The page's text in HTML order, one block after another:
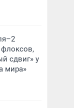
флоксов,
сдвиг» у
мира»